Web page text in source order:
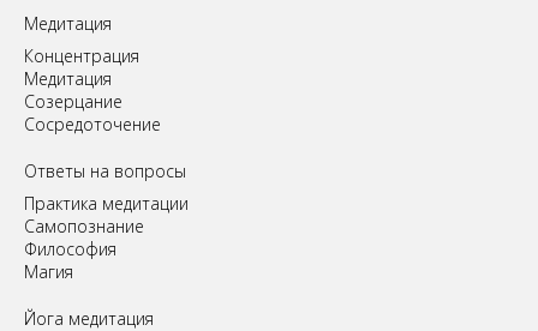
Медитация
Концентрация
Медитация
Созерцание
Сосредоточение
Ответы на вопросы
Практика медитации
Самопознание
Философия
Магия
Йога медитация